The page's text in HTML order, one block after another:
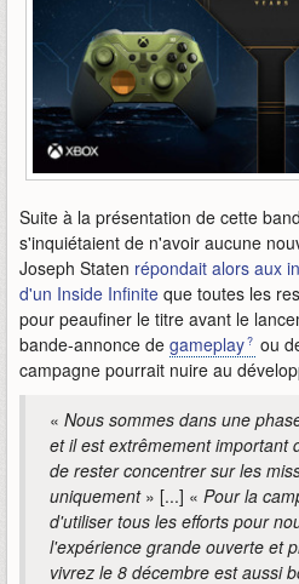
Suite à la présentation de cette
s'inquiétaient de n'avoir aucune
Joseph Staten répondait alors aux
d'un Inside Infinite que toutes les
pour peaufiner le titre avant le
bande-annonce de gameplay
ou
campagne pourrait nuire au
« Nous sommes dans une
et il est extrêmement important
de rester concentrer sur les
uniquement» [...] « Pour la
d'utiliser tous les efforts pour
l'expérience grande ouverte et
vivrez le 8 décembre est aussi